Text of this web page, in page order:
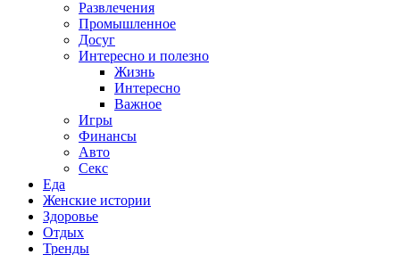
Развлечения
Промышленное
Досуг
Интересно и полезно
Жизнь
Интересно
Важное
Игры
Финансы
Авто
Секс
Еда
Женские истории
Здоровье
Отдых
Тренды